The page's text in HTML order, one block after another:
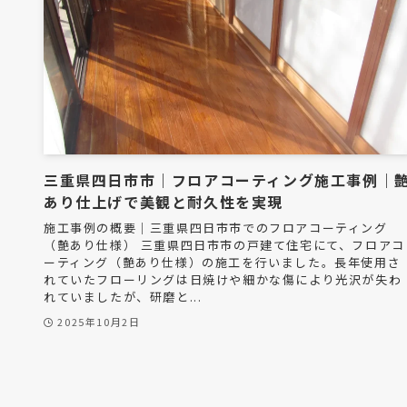
三重県四日市市｜フロアコーティング施工事例｜
あり仕上げで美観と耐久性を実現
施工事例の概要｜三重県四日市市でのフロアコーティング
（艶あり仕様） 三重県四日市市の戸建て住宅にて、フロアコ
ーティング（艶あり仕様）の施工を行いました。長年使用さ
れていたフローリングは日焼けや細かな傷により光沢が失わ
れていましたが、研磨と...
2025年10月2日